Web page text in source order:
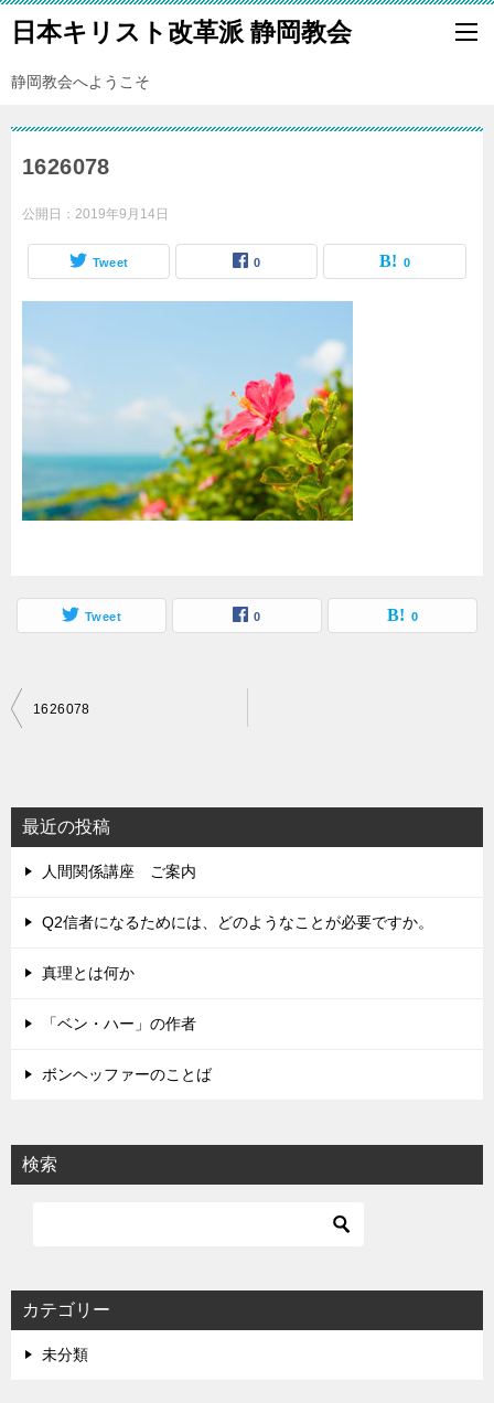
日本キリスト改革派 静岡教会
静岡教会へようこそ
1626078
公開日： 2019年9月14日
Tweet 0 0
Tweet 0 0
投
ビ
ゲ
ー
シ
1626078
最近の投稿
人間関係講座 ご案内
Q2信者になるためには、どのようなことが必要ですか。
真理とは何か
「ベン・ハー」の作者
ボンヘッファーのことば
検索
カテゴリー
未分類